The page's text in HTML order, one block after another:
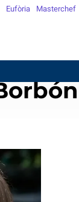
Eufòria Masterchef